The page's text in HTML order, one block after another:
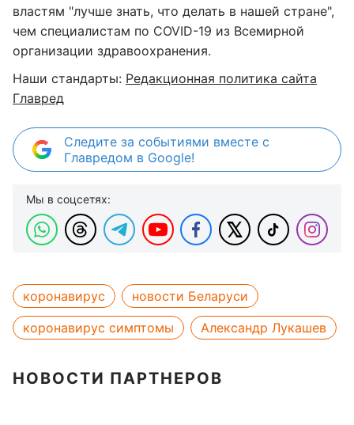
властям "лучше знать, что делать в нашей стране",
чем специалистам по COVID-19 из Всемирной
организации здравоохранения.
Наши стандарты: Редакционная политика сайта
Главред
Следите за событиями вместе с
Главредом в Google!
Мы в соцсетях:
коронавирус
новости Беларуси
коронавирус симптомы
Александр Лукашев
НОВОСТИ ПАРТНЕРОВ